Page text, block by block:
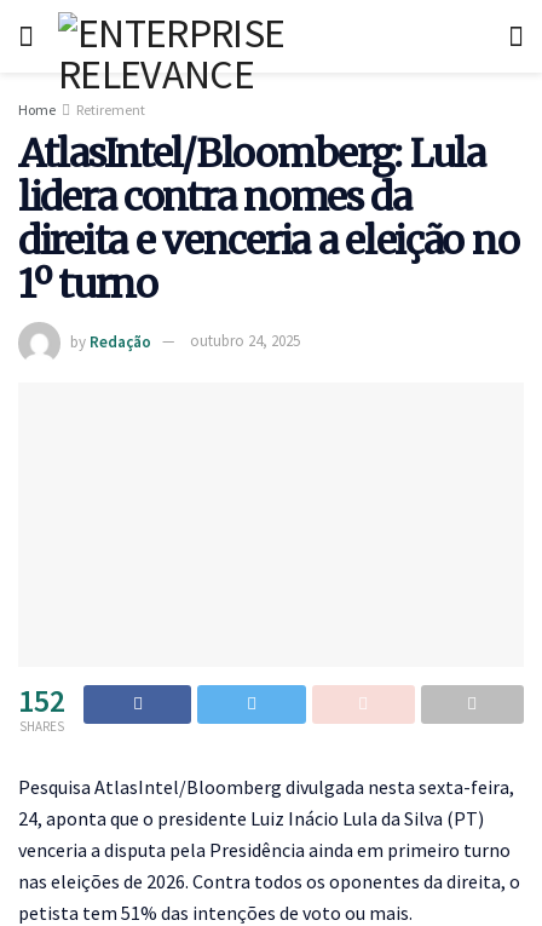
Home Retirement
AtlasIntel/Bloomberg: Lula
lidera contra nomes da
direita e venceria a eleição no
1º turno
by Redação outubro 24, 2025
152
SHARES
Pesquisa AtlasIntel/Bloomberg divulgada nesta sexta-feira,
24, aponta que o presidente Luiz Inácio Lula da Silva (PT)
venceria a disputa pela Presidência ainda em primeiro turno
nas eleições de 2026. Contra todos os oponentes da direita, o
petista tem 51% das intenções de voto ou mais.